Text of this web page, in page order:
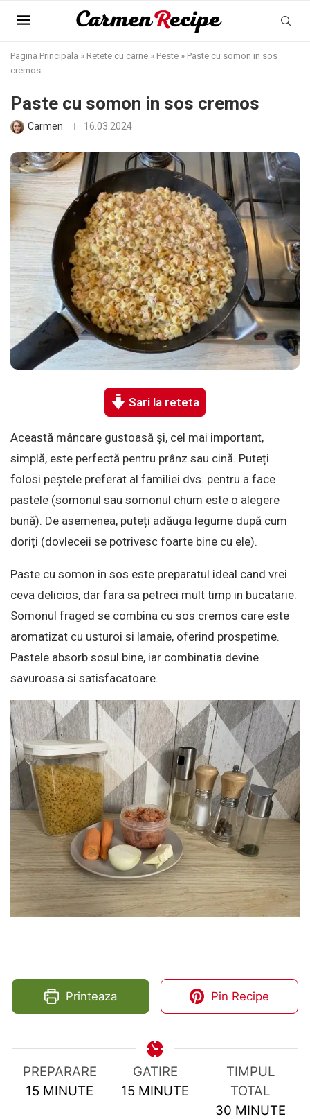
Pagina Principala » Retete cu carne » Peste » Paste cu somon in sos
cremos
Paste cu somon in sos cremos
Carmen 16.03.2024
Sari la reteta
Această mâncare gustoasă și, cel mai important,
simplă, este perfectă pentru prânz sau cină. Puteți
folosi peștele preferat al familiei dvs. pentru a face
pastele (somonul sau somonul chum este o alegere
bună). De asemenea, puteți adăuga legume după cum
doriți (dovleceii se potrivesc foarte bine cu ele).
Paste cu somon in sos este preparatul ideal cand vrei
ceva delicios, dar fara sa petreci mult timp in bucatarie.
Somonul fraged se combina cu sos cremos care este
aromatizat cu usturoi si lamaie, oferind prospetime.
Pastele absorb sosul bine, iar combinatia devine
savuroasa si satisfacatoare.
Printeaza Pin Recipe
PREPARARE
15 MINUTES
MINUTE
GATIRE
15 MINUTES
MINUTE
TIMPUL
TOTAL
30 MINUTES
MINUTE